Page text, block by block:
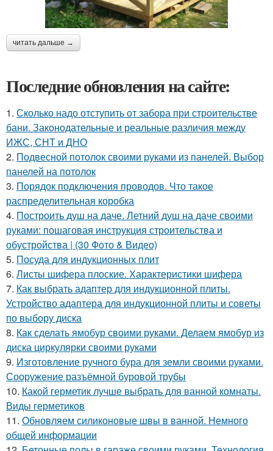
читать дальше →
Последние обновления на сайте:
1. Сколько надо отступить от забора при строительстве
бани. Законодательные и реальные различия между
ИЖС, СНТ и ДНО
2. Подвесной потолок своими руками из панелей. Выбор
панелей на потолок
3. Порядок подключения проводов. Что такое
распределительная коробка
4. Построить душ на даче. Летний душ на даче своими
руками: пошаговая инструкция строительства и
обустройства | (30 Фото & Видео)
5. Посуда для индукционных плит
6. Листы шифера плоские. Характеристики шифера
7. Как выбрать адаптер для индукционной плиты.
Устройство адаптера для индукционной плиты и советы
по выбору диска
8. Как сделать ямобур своими руками. Делаем ямобур из
диска циркулярки своими руками
9. Изготовление ручного бура для земли своими руками.
Сооружение разъёмной буровой трубы
10. Какой герметик лучше выбрать для ванной комнаты.
Виды герметиков
11. Обновляем силиконовые швы в ванной. Немного
общей информации